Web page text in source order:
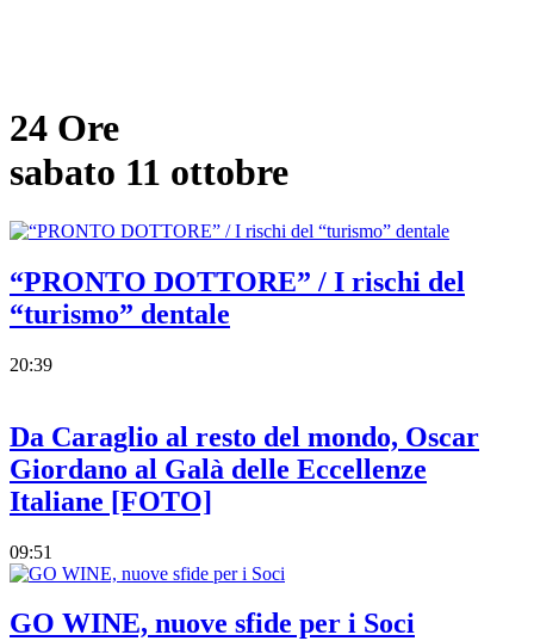
24 Ore
sabato 11 ottobre
“PRONTO DOTTORE” / I rischi del
“turismo” dentale
20:39
Da Caraglio al resto del mondo, Oscar
Giordano al Galà delle Eccellenze
Italiane [FOTO]
09:51
GO WINE, nuove sfide per i Soci